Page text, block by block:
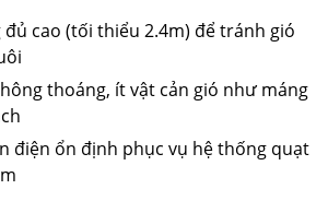
cao (tối thiểu 2.4m) để tránh gió
thoáng, ít vật cản gió như máng
điện ổn định phục vụ hệ thống quạt